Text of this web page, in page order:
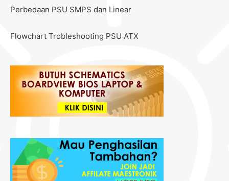
Perbedaan PSU SMPS dan Linear
Flowchart Trobleshooting PSU ATX